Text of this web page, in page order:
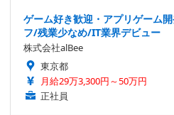
ゲーム好き歓迎・アプリゲーム
フ/残業少なめ/IT業界デビュー
株式会社alBee
東京都
月給29万3,300円～50万円
正社員